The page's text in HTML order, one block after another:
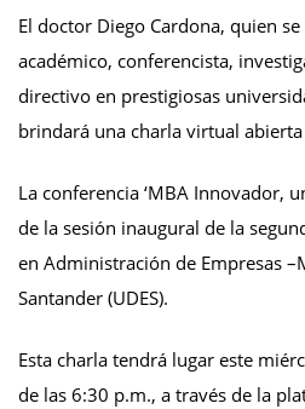
El doctor Diego Cardona, quien
académico, conferencista,
directivo en prestigiosas
brindará una charla virtual
La conferencia ‘MBA Innovador,
de la sesión inaugural de la
en Administración de Empresas
Santander (UDES).
Esta charla tendrá lugar este
de las 6:30 p.m., a través de la